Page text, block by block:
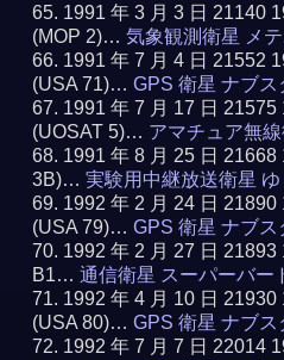
1991 年 3 月 3 日 21140
(MOP 2)…気象観測衛星 メ
1991 年 7 月 4 日 21552
(USA 71)…GPS 衛星 ナブ
1991 年 7 月 17 日
(UOSAT 5)… アマチュア無
1991 年 8 月 25 日 21668
3B)…実験用中継放送衛星
1992 年 2 月 24 日
(USA 79)…GPS 衛星 ナブ
1992 年 2 月 27 日
B1…通信衛星 スーパーバー
1992 年 4 月 10 日
(USA 80)…GPS 衛星 ナブ
1992 年 7 月 7 日 22014